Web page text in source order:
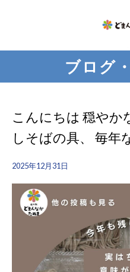
ブログ
こんにちは 穏やか
しそばの具、 毎年
2025年12月31日